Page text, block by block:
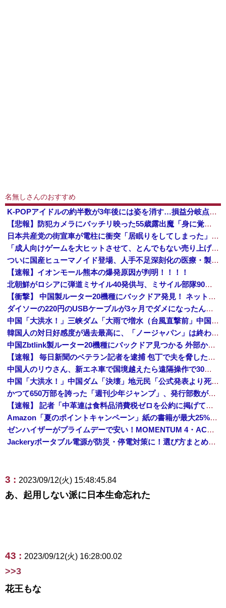
名無しさんのおすすめ
K-POPアイドルの約半数が3年後には姿を消す…損益分岐点突破は4％未満
【悲報】防犯カメラにバッチリ映った55歳露出魔「身に覚えがありません」と容疑を否認。どう言い訳する気だこれ
日本共産党の街宣車が電柱に衝突「居眠りをしてしまった」同乗していた県議を含め男女3人重傷 - 長野県駒ケ根市 [8/6]
「成人向けゲームを大ヒットさせて、とんでもない売り上げが入ったぞー！」→最悪すぎる結果になり、「売り上げ0円だけど、多額の税金を払え」という状況...
ついに国産ヒューマノイド登場、人手不足深刻化の医療・製造現場などでの活用想定！
【速報】イオンモール熊本の爆発原因が判明！！！！
北朝鮮がロシアに弾道ミサイル40発供与、ミサイル部隊90人派遣開始…さらに80発見通し！
【衝撃】 中国製ルーター20機種にバックドア発見！ ネットに繋ぐだけで35秒ごとに中国のサーバーと通信
ダイソーの220円のUSBケーブルが3ヶ月でダメになったんやが
中国「大洪水！」三峡ダム「大雨で増水（台風直撃前」中国ダム「緊急放流！」中国鉄道「列車が走行中に流される」中国避難所「支援物資は有料です」謎の勢力「え」→
韓国人の対日好感度が過去最高に、「ノージャパン」は終わった？＝ネット「中国より100倍いい」
中国Zbtlink製ルーター20機種にバックドア見つかる 外部から完全制御のおそれ
【速報】 毎日新聞のベテラン記者を逮捕 包丁で夫を脅した容疑
中国人のリウさん、新エネ車で国境越えたら遠隔操作で30時間ロックされる！
中国「大洪水！」中国ダム「決壊」地元民「公式発表より死者多い！」中国政府「住民拘束！（安否不明」中国当局「救助隊動画も削除」台風13号「三峡ダム接近中」→
かつて650万部を誇った「週刊少年ジャンプ」、発行部数が初の100万部割れ
【速報】 記者「中革連は食料品消費税ゼロを公約に掲げていたが？」→階猛氏「そ、それは財源確保という条件付き」
Amazon「夏のポイントキャンペーン」紙の書籍が最大25%ポイント還元 対象と条件を整理（2026年7月）
ゼンハイザーがプライムデーで安い！MOMENTUM 4・ACCENTUMなど対象モデルまとめ！
Jackeryポータブル電源が防災・停電対策に！選び方まとめ【プライムデー最終日】
3 : 2023/09/12(火) 15:48:45.84
あ、起用しない派に日本生命忘れた
43 : 2023/09/12(火) 16:28:00.02
>>3
花王もな